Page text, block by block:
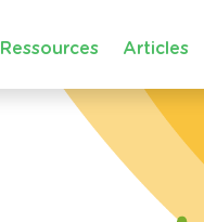
Ressources Articles